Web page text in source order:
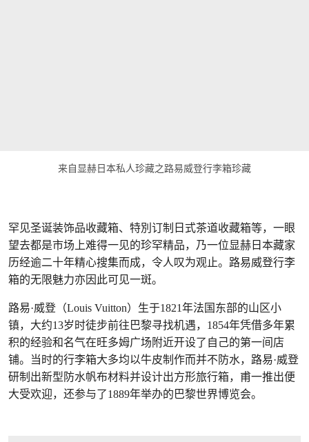
来自显赫日本私人珍藏之路易威登行李箱珍藏
罕见圣诞装饰品收藏箱、特別订制日式茶道收藏箱等，一眼
望去都是市场上难得一见的珍罕精品，乃一位显赫日本藏家
历经逾二十年精心搜集而成，令人叹为观止。路易威登行李
箱的无限魅力亦因此可见一斑。
路易·威登（Louis Vuitton）生于1821年法国东部的山区小
镇，大约13岁时徒步前往巴黎寻找机遇，1854年凭借多年累
积的经验和名气在旺多姆广场附近开设了自己的第一间店
铺。当时的行李箱大多均以牛皮制作而并不防水，路易·威登
研制出新型防水帆布材料并设计出方形旅行箱，甫一推出便
大受欢迎，还参与了1889年举办的巴黎世界博览会。